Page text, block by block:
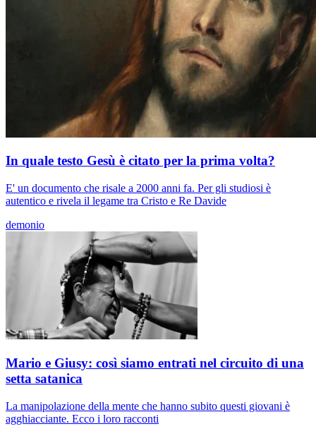
In quale testo Gesù è citato per la prima volta?
E' un documento che risale a 2000 anni fa. Per gli studiosi è
autentico e rivela il legame tra Cristo e Re Davide
demonio
Mario e Giusy: così siamo entrati nel circuito di una
setta satanica
La manipolazione della mente che hanno subito questi giovani è
agghiacciante. Ecco i loro racconti